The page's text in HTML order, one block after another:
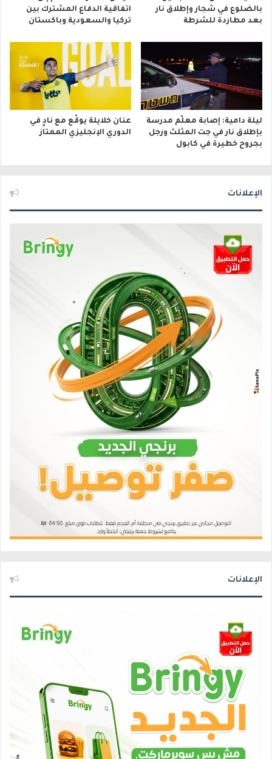
بالضلوع في شجار وإطلاق نار
بعد مطاردة للشرطة
اتفاقية الدفاع المشترك بين
تركيا والسعودية وباكستان
ليلة دامية: إصابة معلّم مدرسة
بإطلاق نار في جت المثلث ورجل
بجروح خطيرة في كابول
عنان خلايلة يوقّع مع نادٍ في
الدوري الإنجليزي الممتاز
الإعلانات
الإعلانات